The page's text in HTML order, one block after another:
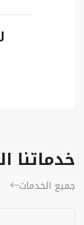
خدماتنا
جميع الخدمات